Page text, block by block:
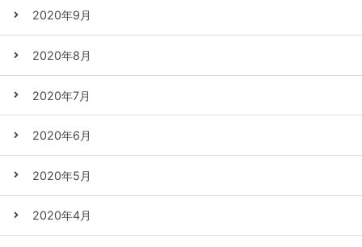
2020年9月
2020年8月
2020年7月
2020年6月
2020年5月
2020年4月